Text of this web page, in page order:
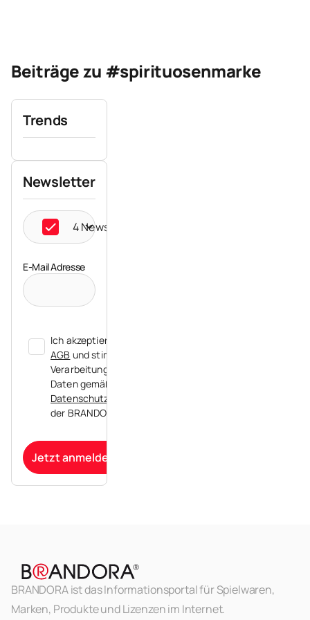
Beiträge zu #spirituosenmarke
Trends
Newsletter
4 Newsletter ausgewählt
E-Mail Adresse
Ich akzeptiere die
AGB und stimme der
Verarbeitung meiner
Daten gemäß der
Datenschutzerklärung
der BRANDORA zu.
Jetzt anmelden
BRANDORA ist das Informationsportal für Spielwaren,
Marken, Produkte und Lizenzen im Internet.